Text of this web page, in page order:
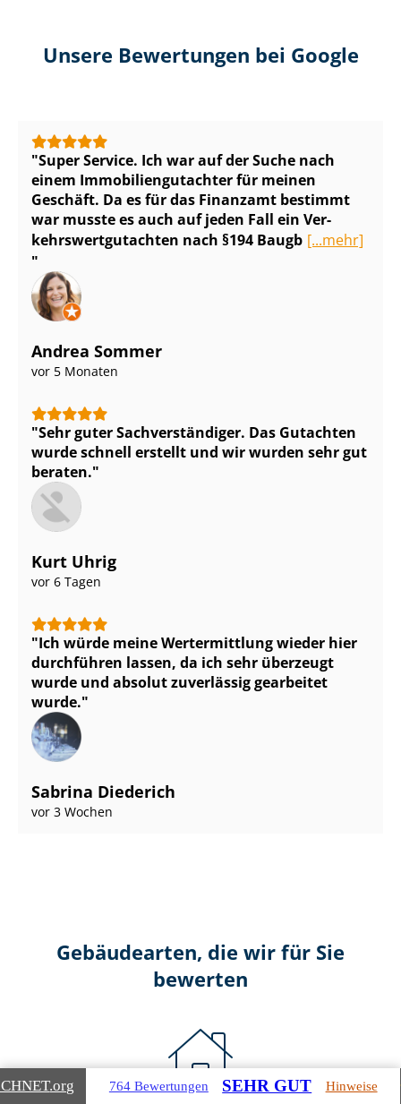
Unsere Bewertungen bei Google
Super Service. Ich war auf der Suche nach
einem Im­mo­bi­li­en­gut­ach­ter für meinen
Geschäft. Da es für das Finanzamt bestimmt
war musste es auch auf jeden Fall ein Ver­
kehrs­wert­gut­ach­ten nach §194 Baugb [...mehr]
Andrea Sommer
vor 5 Monaten
Sehr guter Sach­ver­stän­di­ger. Das Gutachten
wurde schnell erstellt und wir wurden sehr gut
beraten.
Kurt Uhrig
vor 6 Tagen
Ich würde meine Wertermittlung wieder hier
durchführen lassen, da ich sehr überzeugt
wurde und absolut zuverlässig gearbeitet
wurde.
Sabrina Diederich
vor 3 Wochen
Gebäudearten, die wir für Sie
bewerten
.org 764 Bewertungen SEHR GUT Hinweise